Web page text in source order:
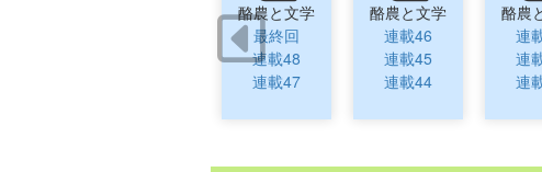
酪農と文学
最終回
連載48
連載47
酪農と文学
連載46
連載45
連載44
酪農
連
連
連